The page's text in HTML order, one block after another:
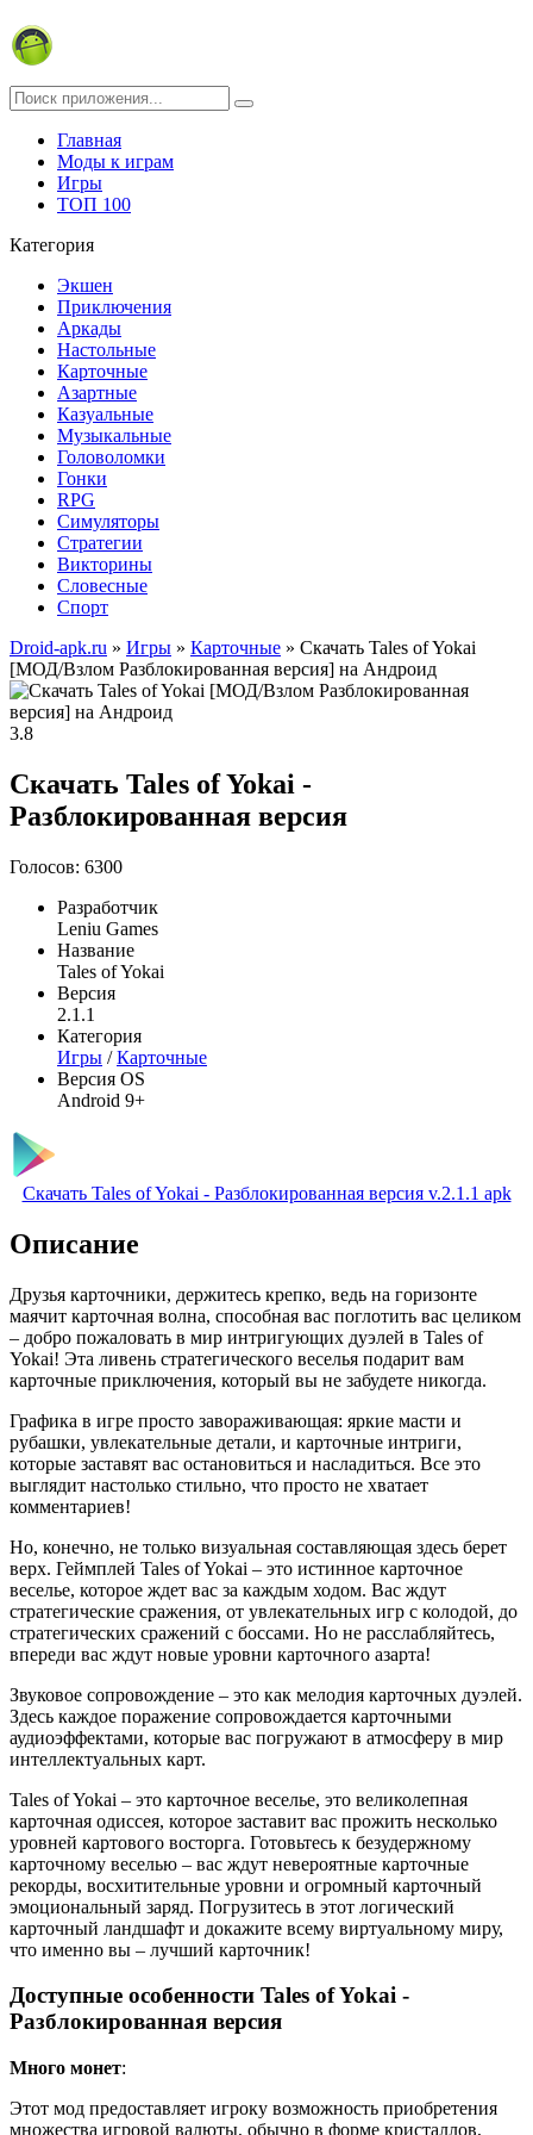
Главная
Моды к играм
Игры
ТОП 100
Категория
Экшен
Приключения
Аркады
Настольные
Карточные
Азартные
Казуальные
Музыкальные
Головоломки
Гонки
RPG
Симуляторы
Стратегии
Викторины
Словесные
Спорт
Droid-apk.ru » Игры » Карточные » Скачать Tales of Yokai
[МОД/Взлом Разблокированная версия] на Андроид
3.8
Скачать Tales of Yokai -
Разблокированная версия
Голосов: 6300
Разработчик
Leniu Games
Название
Tales of Yokai
Версия
2.1.1
Категория
Игры /Карточные
Версия OS
Android 9+
Скачать Tales of Yokai - Разблокированная версия v.2.1.1 apk
Описание
Друзья карточники, держитесь крепко, ведь на горизонте
маячит карточная волна, способная вас поглотить вас целиком
– добро пожаловать в мир интригующих дуэлей в Tales of
Yokai! Эта ливень стратегического веселья подарит вам
карточные приключения, который вы не забудете никогда.
Графика в игре просто завораживающая: яркие масти и
рубашки, увлекательные детали, и карточные интриги,
которые заставят вас остановиться и насладиться. Все это
выглядит настолько стильно, что просто не хватает
комментариев!
Но, конечно, не только визуальная составляющая здесь берет
верх. Геймплей Tales of Yokai – это истинное карточное
веселье, которое ждет вас за каждым ходом. Вас ждут
стратегические сражения, от увлекательных игр с колодой, до
стратегических сражений с боссами. Но не расслабляйтесь,
впереди вас ждут новые уровни карточного азарта!
Звуковое сопровождение – это как мелодия карточных дуэлей.
Здесь каждое поражение сопровождается карточными
аудиоэффектами, которые вас погружают в атмосферу в мир
интеллектуальных карт.
Tales of Yokai – это карточное веселье, это великолепная
карточная одиссея, которое заставит вас прожить несколько
уровней картового восторга. Готовьтесь к безудержному
карточному веселью – вас ждут невероятные карточные
рекорды, восхитительные уровни и огромный карточный
эмоциональный заряд. Погрузитесь в этот логический
карточный ландшафт и докажите всему виртуальному миру,
что именно вы – лучший карточник!
Доступные особенности Tales of Yokai -
Разблокированная версия
Много монет:
Этот мод предоставляет игроку возможность приобретения
множества игровой валюты, обычно в форме кристаллов,